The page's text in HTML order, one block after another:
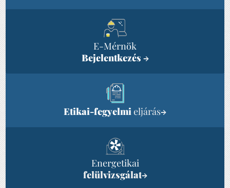
E-Mérnök
Bejelentkezés →
Etikai-fegyelmi eljárás→
Energetikai
felülvizsgálat→